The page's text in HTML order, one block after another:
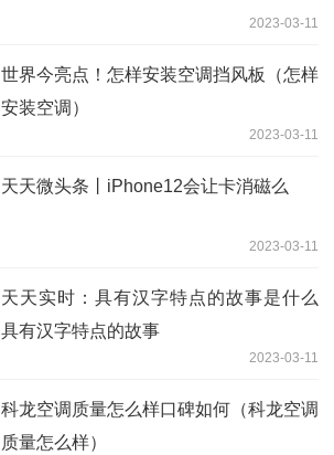
2023-03-11
世界今亮点！怎样安装空调挡风板（怎样
安装空调）
2023-03-11
天天微头条丨iPhone12会让卡消磁么
2023-03-11
天天实时：具有汉字特点的故事是什么
具有汉字特点的故事
2023-03-11
科龙空调质量怎么样口碑如何（科龙空调
质量怎么样）